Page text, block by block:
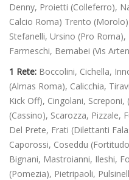
Denny, Proietti (Colleferro),
Calcio Roma) Trento
Stefanelli, Ursino (Pro
Farmeschi, Bernabei (Vis
1 Rete: Boccolini, Cichella,
(Almas Roma), Calicchia,
Kick Off), Cingolani,
(Cassino), Scarozza, Pizzale,
Del Prete, Frati (Dilettanti
Caporossi, Coseddu
Bignani, Mastroianni, Ileshi,
(Pomezia), Pietripaoli,